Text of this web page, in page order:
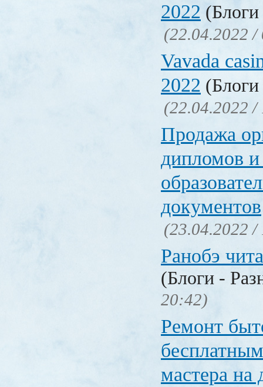
2022
(22.04.2022 /
Vavada
2022
(22.04.2022 /
Продажа
дипломов и
документов
(23.04.2022 /
Ранобэ
(Блоги -
20:42)
Ремонт
мастера на